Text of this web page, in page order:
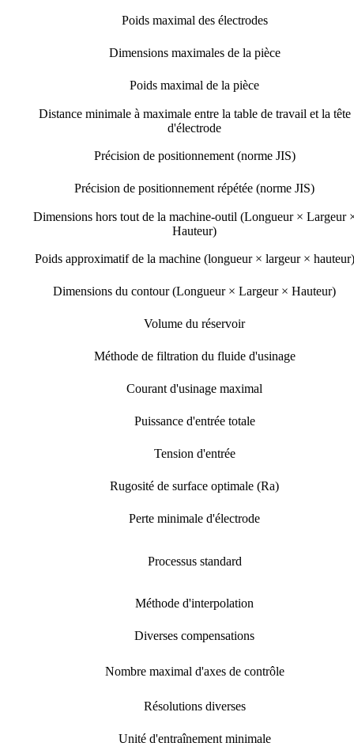
Poids maximal des électrodes
Dimensions maximales de la pièce
Poids maximal de la pièce
Distance minimale à maximale entre la table de travail et la tête
d'électrode
Précision de positionnement (norme JIS)
Précision de positionnement répétée (norme JIS)
Dimensions hors tout de la machine-outil (Longueur × Largeur
Hauteur)
Poids approximatif de la machine (longueur × largeur × hauteur)
Dimensions du contour (Longueur × Largeur × Hauteur)
Volume du réservoir
Méthode de filtration du fluide d'usinage
Courant d'usinage maximal
Puissance d'entrée totale
Tension d'entrée
Rugosité de surface optimale (Ra)
Perte minimale d'électrode
Processus standard
Méthode d'interpolation
Diverses compensations
Nombre maximal d'axes de contrôle
Résolutions diverses
Unité d'entraînement minimale